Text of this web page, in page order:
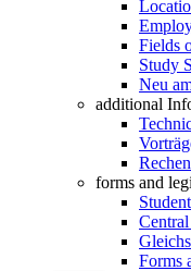
Fields
Study
Neu
additional
forms and
Forms